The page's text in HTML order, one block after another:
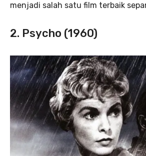
menjadi salah satu film terbaik
2. Psycho (1960)